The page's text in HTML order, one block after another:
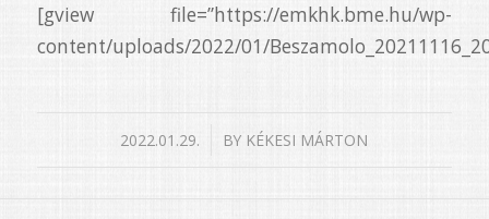
[gview file=”https://emkhk.bme.hu/wp-
content/uploads/2022/01/
2022.01.29.
/ BY KÉKESI MÁRTON